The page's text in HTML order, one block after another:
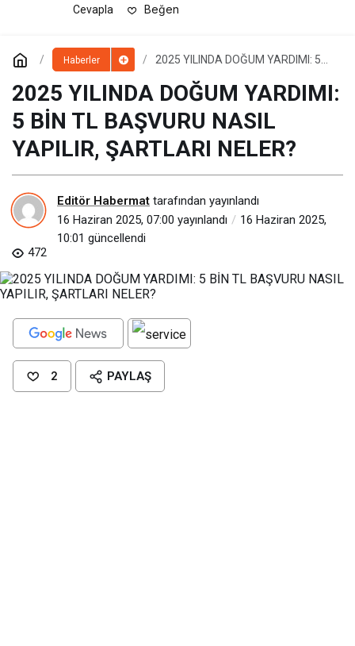
Cevapla
Beğen
Haberler
2025 YILINDA DOĞUM YARDIMI: 5
ŞARTLARI NELER?
2025 YILINDA DOĞUM YARDIMI:
5 BİN TL BAŞVURU NASIL
YAPILIR, ŞARTLARI NELER?
Editör Habermat tarafından yayınlandı
16 Haziran 2025, 07:00 yayınlandı
16 Haziran 2025,
10:01 güncellendi
472
2 PAYLAŞ